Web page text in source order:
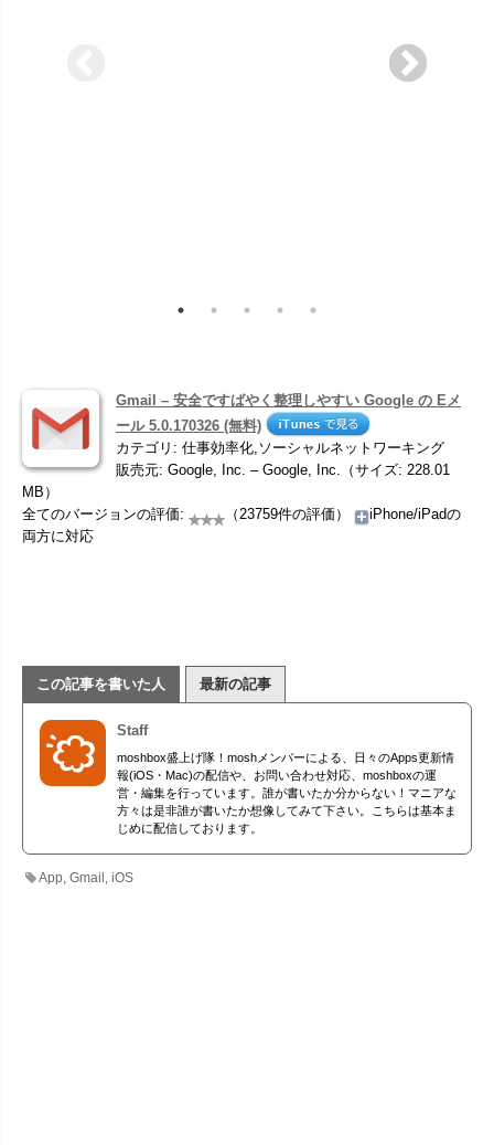
Gmail – 安全ですばやく整理しやすい Google の Eメ
ール 5.0.170326 (無料)
カテゴリ: 仕事効率化,ソーシャルネットワーキング
販売元: Google, Inc. – Google, Inc.（サイズ: 228.01
MB）
全てのバージョンの評価:
（23759件の評価）
iPhone/iPadの
両方に対応
この記事を書いた人 最新の記事
Staff
moshbox盛上げ隊！moshメンバーによる、日々のApps更新情
報(iOS・Mac)の配信や、お問い合わせ対応、moshboxの運
営・編集を行っています。誰が書いたか分からない！マニアな
方々は是非誰が書いたか想像してみて下さい。こちらは基本ま
じめに配信しております。
App,Gmail ,iOS